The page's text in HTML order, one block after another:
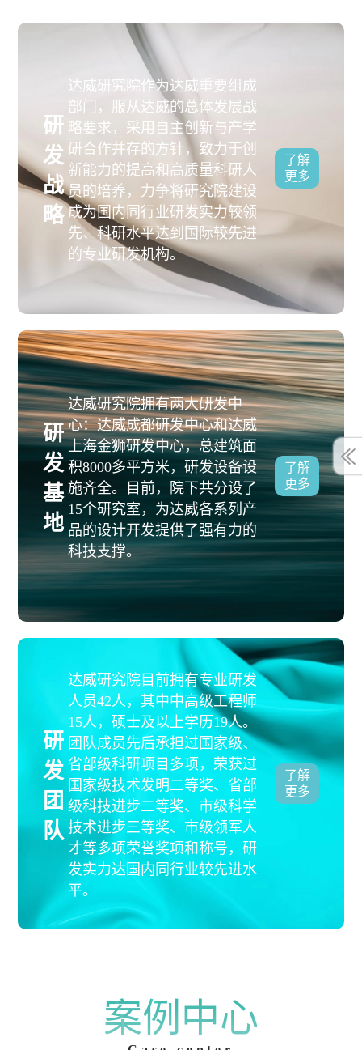
研
发
战
略
达威研究院作为达威重要组成
部门，服从达威的总体发展战
略要求，采用自主创新与产学
研合作并存的方针，致力于创
新能力的提高和高质量科研人
员的培养，力争将研究院建设
成为国内同行业研发实力较领
先、科研水平达到国际较先进
的专业研发机构。
了解
更多
研
发
基
地
达威研究院拥有两大研发中
心：达威成都研发中心和达威
上海金狮研发中心，总建筑面
积8000多平方米，研发设备设
施齐全。目前，院下共分设了
15个研究室，为达威各系列产
品的设计开发提供了强有力的
科技支撑。
了解
更多
研
发
团
队
达威研究院目前拥有专业研发
人员42人，其中中高级工程师
15人，硕士及以上学历19人。
团队成员先后承担过国家级、
省部级科研项目多项，荣获过
国家级技术发明二等奖、省部
级科技进步二等奖、市级科学
技术进步三等奖、市级领军人
才等多项荣誉奖项和称号，研
发实力达国内同行业较先进水
平。
了解
更多
案例中心